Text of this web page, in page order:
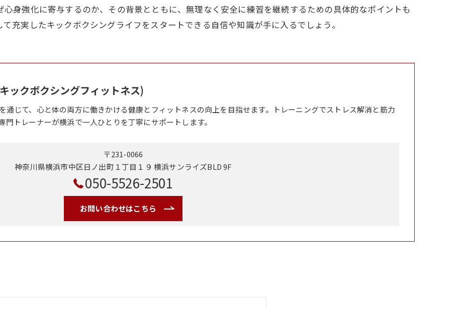
身強化に寄与するのか、その背景とともに、無理なく安全に練習を継続するための具体的なポイントも
充実したキックボクシングライフをスタートできる自信や知識が手に入るでしょう。
ックボクシングフィットネス)
通じて、心と体の両方に働きかける健康とフィットネスの向上を目指せます。トレーニングでストレス解消と筋力
門トレーナーが横浜で一人ひとりを丁寧にサポートします。
〒231-0066
神奈川県横浜市中区日ノ出町１丁目１９ 横浜サンライズBLD 9F
050-5526-2501
お問い合わせはこちら